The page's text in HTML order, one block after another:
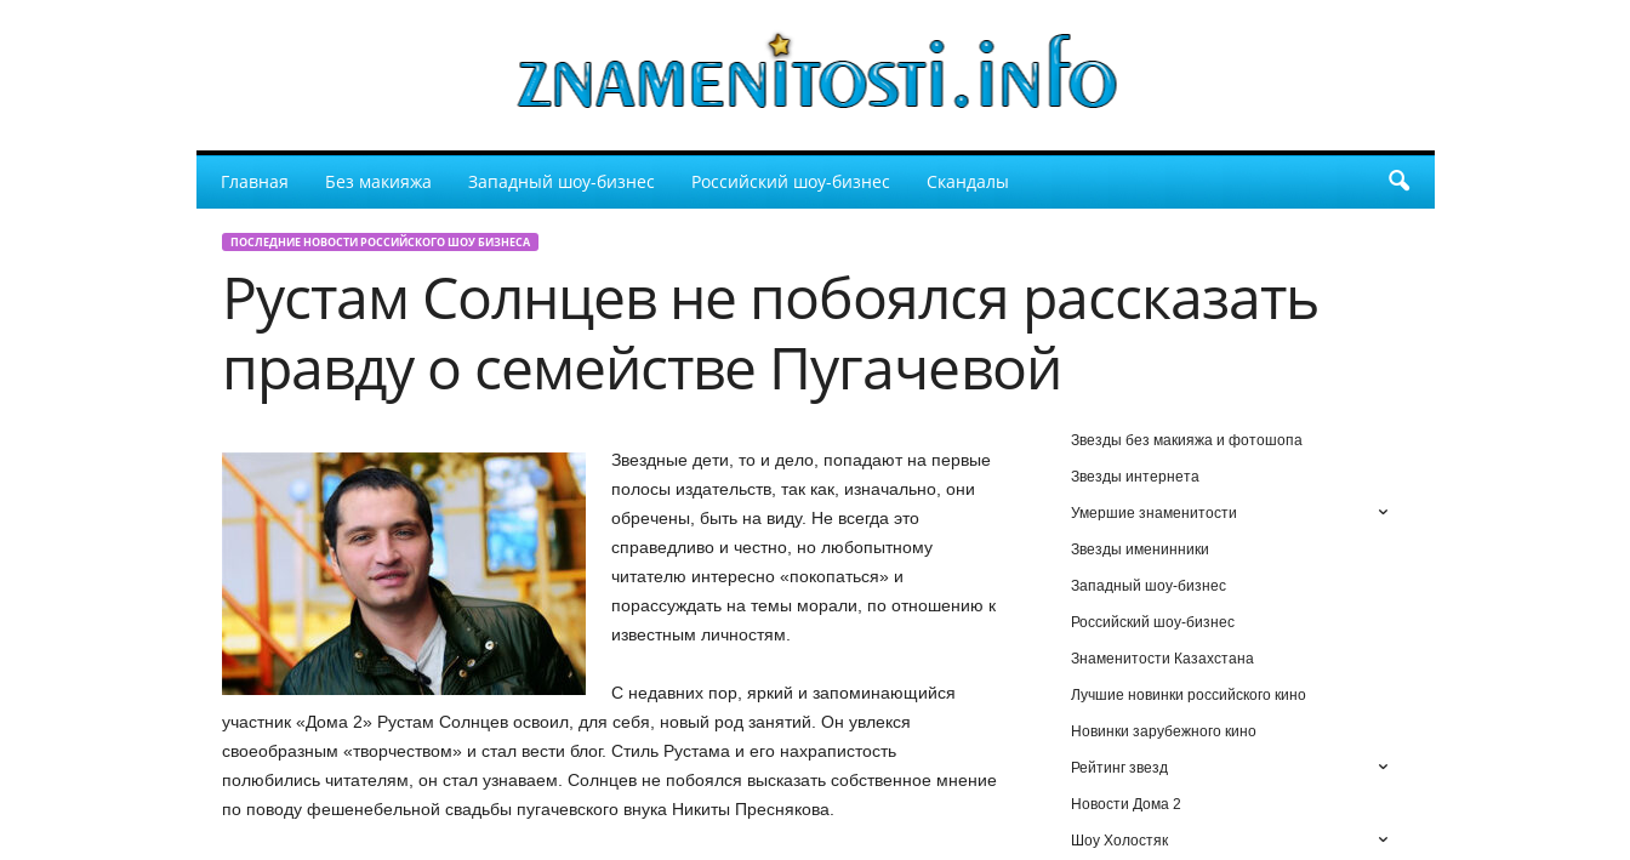
Главная Без макияжа Западный шоу-бизнес Российский шоу-бизнес Скандалы
ПОСЛЕДНИЕ НОВОСТИ РОССИЙСКОГО ШОУ БИЗНЕСА
Рустам Солнцев не побоялся рассказать
правду о семействе Пугачевой
Звездные дети, то и дело, попадают на первые
полосы издательств, так как, изначально, они
обречены, быть на виду. Не всегда это
справедливо и честно, но любопытному
читателю интересно «покопаться» и
порассуждать на темы морали, по отношению к
известным личностям.
С недавних пор, яркий и запоминающийся
участник «Дома 2» Рустам Солнцев освоил, для себя, новый род занятий. Он увлекся
своеобразным «творчеством» и стал вести блог. Стиль Рустама и его нахрапистость
полюбились читателям, он стал узнаваем. Солнцев не побоялся высказать собственное мнение
по поводу фешенебельной свадьбы пугачевского внука Никиты Преснякова.
Звезды без макияжа и фотошопа
Звезды интернета
Умершие знаменитости
Звезды именинники
Западный шоу-бизнес
Российский шоу-бизнес
Знаменитости Казахстана
Лучшие новинки российского кино
Новинки зарубежного кино
Рейтинг звезд
Новости Дома 2
Шоу Холостяк